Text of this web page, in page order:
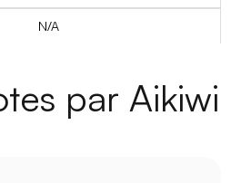
N/A
par Aikiwi